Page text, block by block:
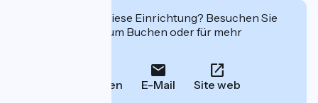
Interessiert Sie diese Einrichtung? Besuchen Sie
deren Website zum Buchen oder für mehr
Anrufen E-Mail Site web